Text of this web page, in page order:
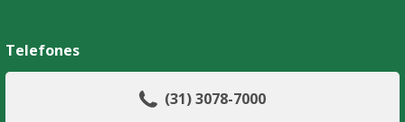
Telefones
(31) 3078-7000